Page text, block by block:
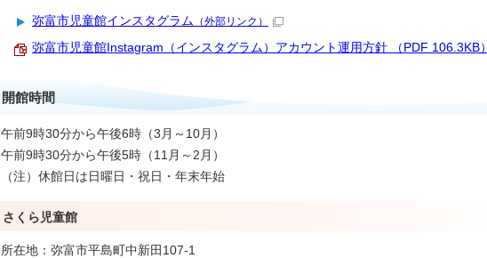
弥富市児童館インスタグラム （外部リンク）
弥富市児童館Instagram（インスタグラム）アカウント運用方針 （PDF 106.3KB）
開館時間
午前9時30分から午後6時（3月～10月）
午前9時30分から午後5時（11月～2月）
（注）休館日は日曜日・祝日・年末年始
さくら児童館
所在地：弥富市平島町中新田107-1